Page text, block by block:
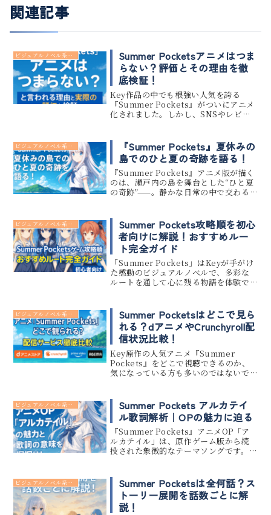
関連記事
ビジュアルノベル系 アニメ
Summer Pocketsアニメはつま
らない？評価とその理由を徹
底検証！
Key作品の中でも根強い人気を誇る
『Summer Pockets』がついにアニメ
化されました。しかし、SNSやレビュ
は、『Summer Pockets』アニメがな
ぜ「つまらな...
ビジュアルノベル系 アニメ
『Summer Pockets』夏休みの
島でのひと夏の奇跡を語る！
『Summer Pockets』アニメ版が描く
のは、瀬戸内の島を舞台とした“ひと夏
の奇跡”——。静かな日常の中で交わる
事では、アニメに詰まった“島で過ごす
夏の儚さ”や“登...
ビジュアルノベル系 アニメ
Summer Pockets攻略順を初心
者向けに解説！おすすめルー
ト完全ガイド
「Summer Pockets」はKeyが手がけ
た感動のビジュアルノベルで、多彩な
ルートを通して心に残る物語を体験で
のか、順番を間違えるとネタバレにな
るのではないかと不安...
ビジュアルノベル系 アニメ
Summer Pocketsはどこで見ら
れる？dアニメやCrunchyroll配
信状況比較！
Key原作の人気アニメ『Summer
Pockets』をどこで視聴できるのか、
気になっている方も多いのではないで
る？dアニメ・Crunchyrollなど配信サ
イト比...
ビジュアルノベル系 アニメ
Summer Pockets アルカテイ
ル歌詞解析｜OPの魅力に迫る
『Summer Pockets』アニメOP「ア
ルカテイル」は、原作ゲーム版から続
投された象徴的なテーマソングです。本
映像とのリンクも含めて、その魅力を
徹底解説します。失わ...
ビジュアルノベル系 アニメ
Summer Pocketsは全何話？ス
トーリー展開を話数ごとに解
説！